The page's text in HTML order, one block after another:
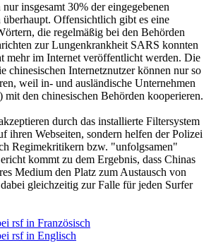
insgesamt 30% der eingegebenen
Offensichtlich gibt es eine
die regelmäßig bei den Behörden
zur Lungenkrankheit SARS konnten
mehr im Internet veröffentlicht werden. Die
chinesischen Internetznutzer können nur so
weil in- und ausländische Unternehmen
mit den chinesischen Behörden kooperieren.
durch das installierte Filtersystem
ihren Webseiten, sondern helfen der Polizei
Regimekritikern bzw. "unfolgsamen"
kommt zu dem Ergebnis, dass Chinas
Medium den Platz zum Austausch von
gleichzeitig zur Falle für jeden Surfer
rsf in Französisch
rsf in Englisch